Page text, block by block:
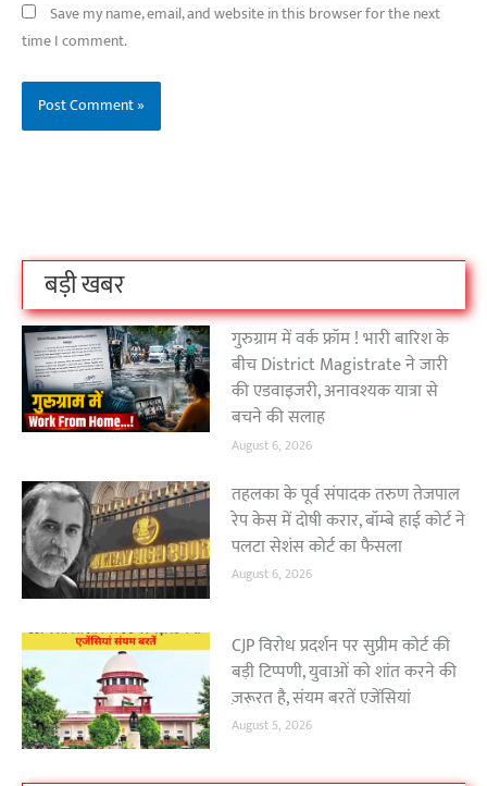
Save my name, email, and website in this browser for the next
time I comment.
बड़ी खबर
गुरुग्राम में वर्क फ्रॉम ! भारी बारिश के
बीच District Magistrate ने जारी
की एडवाइजरी, अनावश्यक यात्रा से
बचने की सलाह
August 6, 2026
तहलका के पूर्व संपादक तरुण तेजपाल
रेप केस में दोषी करार, बॉम्बे हाई कोर्ट ने
पलटा सेशंस कोर्ट का फैसला
August 6, 2026
CJP विरोध प्रदर्शन पर सुप्रीम कोर्ट की
बड़ी टिप्पणी, युवाओं को शांत करने की
ज़रूरत है, संयम बरतें एजेंसियां
August 5, 2026